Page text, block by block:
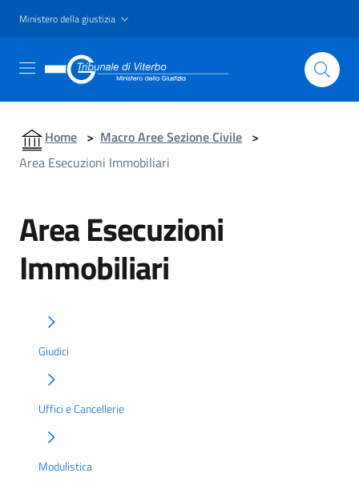
Ministero della giustizia
Home > Macro Aree Sezione Civile >
Area Esecuzioni Immobiliari
Area Esecuzioni
Immobiliari
Giudici
Uffici e Cancellerie
Modulistica